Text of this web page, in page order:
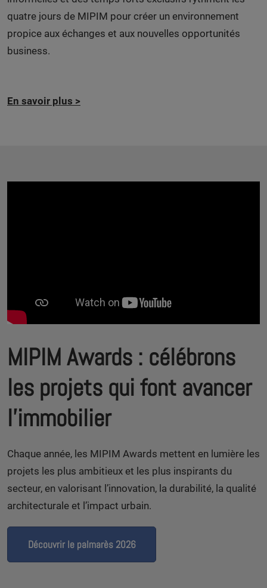
quatre jours de MIPIM pour créer un environnement
propice aux échanges et aux nouvelles opportunités
business.
En savoir plus >
MIPIM Awards : célébrons
les projets qui font avancer
l’immobilier
Chaque année, les MIPIM Awards mettent en lumière les
projets les plus ambitieux et les plus inspirants du
secteur, en valorisant l’innovation, la durabilité, la qualité
architecturale et l’impact urbain.
Découvrir le palmarès 2026